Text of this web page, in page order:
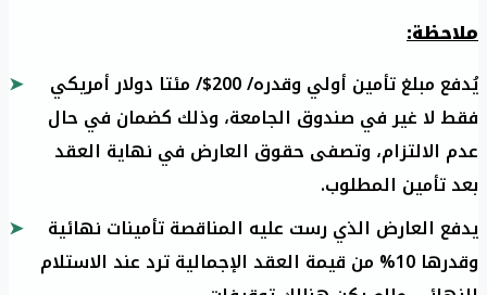
ملاحظة:
يُدفع مبلغ تأمين أولي وقدره/ 200$/ مئتا دولار أمريكي
فقط لا غير في صندوق الجامعة، وذلك كضمان في حال
عدم الالتزام، وتصفى حقوق العارض في نهاية العقد
بعد تأمين المطلوب.
يدفع العارض الذي رست عليه المناقصة تأمينات نهائية
وقدرها 10% من قيمة العقد الإجمالية ترد عند الاستلام